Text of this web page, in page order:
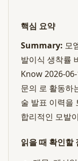
핵심 요약
Summary: 모
발이식 생착률
Know 2026-
문의 로 활동하
술 발표 이력을
합리적인 모발
읽을 때 확인할